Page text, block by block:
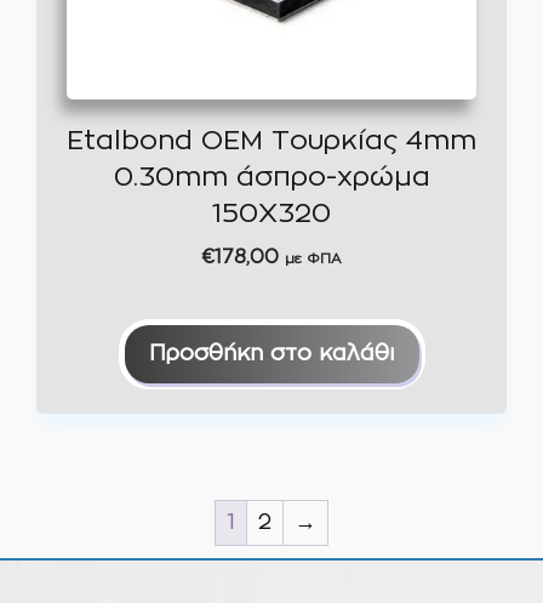
Etalbond OEM Τουρκίας 4mm
0.30mm άσπρο-χρώμα
150Χ320
€178,00 με ΦΠΑ
Προσθήκη στο καλάθι
1 2 →